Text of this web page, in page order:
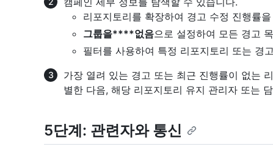
리포지토리를 확장하여 경고 수정 진행률
그룹을****없음으로 설정하여 모든 경고
필터를 사용하여 특정 리포지토리 또는 경
가장 열려 있는 경고 또는 최근 진행률이 없는
별한 다음, 해당 리포지토리 유지 관리자 또는
5단계: 관련자와 통신